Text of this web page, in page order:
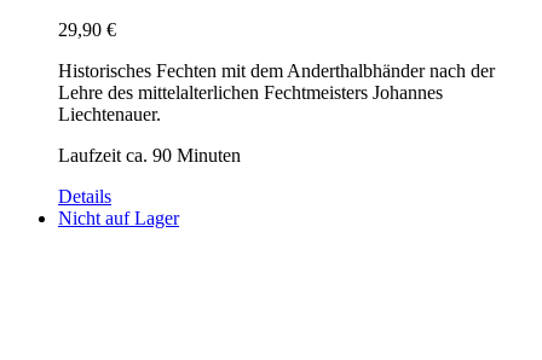
29,90 €
Historisches Fechten mit dem Anderthalbhänder nach der
Lehre des mittelalterlichen Fechtmeisters Johannes
Liechtenauer.
Laufzeit ca. 90 Minuten
Details
Nicht auf Lager